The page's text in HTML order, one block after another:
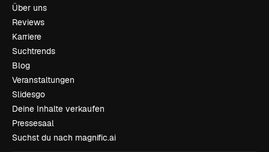
Über uns
Reviews
Karriere
Suchtrends
Blog
Veranstaltungen
Slidesgo
Deine Inhalte verkaufen
Pressesaal
Suchst du nach magnific.ai